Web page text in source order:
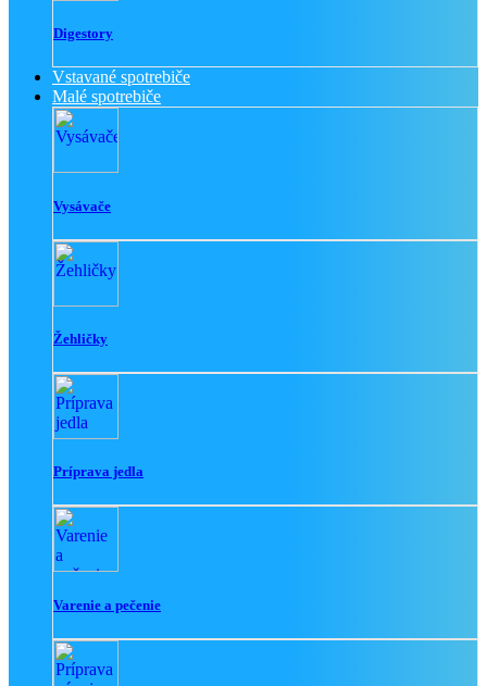
Digestory
Vstavané spotrebiče
Malé spotrebiče
Vysávače
Žehličky
Príprava jedla
Varenie a pečenie